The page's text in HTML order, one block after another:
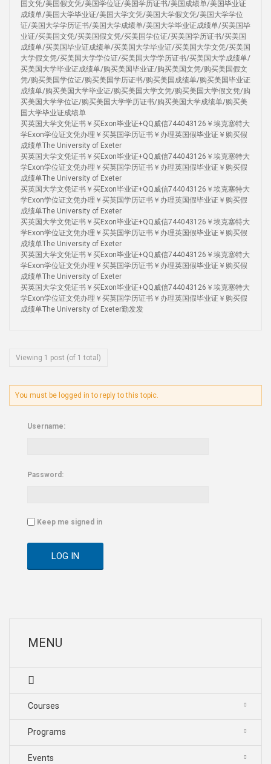
国文凭/美国假文凭/美国学位证/美国学历证书/美国成绩单/美国毕业证
成绩单/美国大学毕业证/美国大学文凭/美国大学假文凭/美国大学学位
证/美国大学学历证书/美国大学成绩单/美国大学毕业证成绩单/买美国毕
业证/买美国文凭/买美国假文凭/买美国学位证/买美国学历证书/买美国
成绩单/买美国毕业证成绩单/买美国大学毕业证/买美国大学文凭/买美国
大学假文凭/买美国大学学位证/买美国大学学历证书/买美国大学成绩单/
买美国大学毕业证成绩单/购买美国毕业证/购买美国文凭/购买美国假文
凭/购买美国学位证/购买美国学历证书/购买美国成绩单/购买美国毕业证
成绩单/购买美国大学毕业证/购买美国大学文凭/购买美国大学假文凭/购
买美国大学学位证/购买美国大学学历证书/购买美国大学成绩单/购买美
国大学毕业证成绩单
买英国大学文凭证书￥买Exon毕业证+QQ威信744043126￥埃克塞特大
学Exon学位证文凭办理￥买英国学历证书￥办理英国假毕业证￥购买假
成绩单The University of Exeter
买英国大学文凭证书￥买Exon毕业证+QQ威信744043126￥埃克塞特大
学Exon学位证文凭办理￥买英国学历证书￥办理英国假毕业证￥购买假
成绩单The University of Exeter
买英国大学文凭证书￥买Exon毕业证+QQ威信744043126￥埃克塞特大
学Exon学位证文凭办理￥买英国学历证书￥办理英国假毕业证￥购买假
成绩单The University of Exeter
买英国大学文凭证书￥买Exon毕业证+QQ威信744043126￥埃克塞特大
学Exon学位证文凭办理￥买英国学历证书￥办理英国假毕业证￥购买假
成绩单The University of Exeter
买英国大学文凭证书￥买Exon毕业证+QQ威信744043126￥埃克塞特大
学Exon学位证文凭办理￥买英国学历证书￥办理英国假毕业证￥购买假
成绩单The University of Exeter
买英国大学文凭证书￥买Exon毕业证+QQ威信744043126￥埃克塞特大
学Exon学位证文凭办理￥买英国学历证书￥办理英国假毕业证￥购买假
成绩单The University of Exeter勤发发
Viewing 1 post (of 1 total)
You must be logged in to reply to this topic.
Username:
Password:
Keep me signed in
LOG IN
MENU
Courses
Programs
Events